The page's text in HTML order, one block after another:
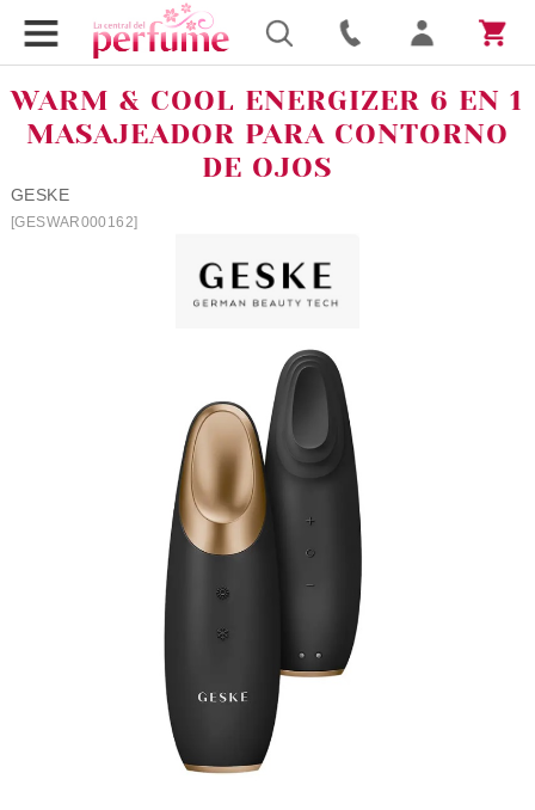
WARM & COOL ENERGIZER 6 EN 1
MASAJEADOR PARA CONTORNO
DE OJOS
GESKE
[GESWAR000162]